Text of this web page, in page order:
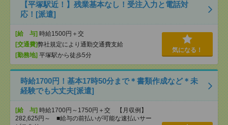
【平塚駅近！】残業基本なし！受注入力と電話対
応！[派遣]
[給 与] 時給1500円＋交
[交通費]弊社規定により通勤交通費支給
[勤務地] 平塚駅から徒歩5分
気になる！
時給1700円！基本17時50分まで＊書類作成など＊未
経験でも大丈夫[派遣]
[給 与] 時給1700円～1750円＋交 【月収例】
282,625円～ ■給与の前払いが可能な速払いサー